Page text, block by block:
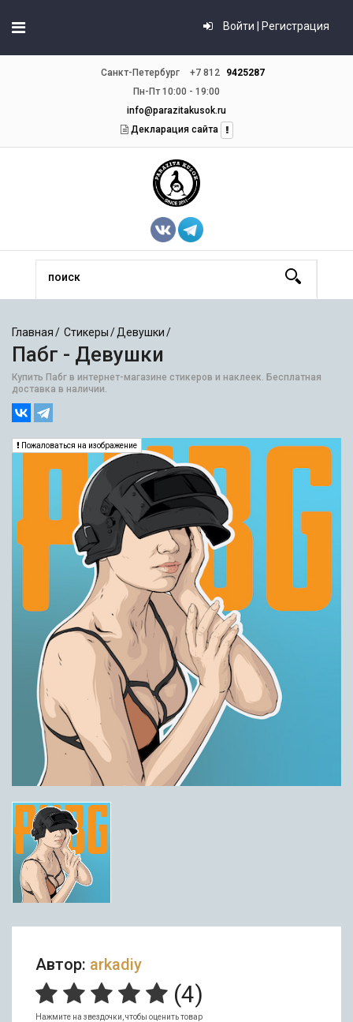
Войти | Регистрация
Санкт-Петербург +7 812
9425287
Пн-Пт 10:00 - 19:00
info@parazitakusok.ru
Декларация сайта
Главная Стикеры Девушки
Пабг - Девушки
Купить Пабг в интернет-магазине стикеров и наклеек. Бесплатная
доставка в наличии.
Пожаловаться на изображение
Автор: arkadiy
(4)
Нажмите на звездочки, чтобы оценить товар